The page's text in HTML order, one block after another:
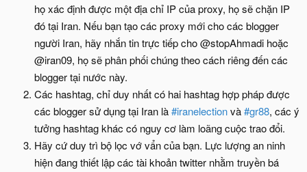
họ xác định được một địa chỉ IP của proxy, họ sẽ chặn IP
đó tại Iran. Nếu bạn tạo các proxy mới cho các blogger
người Iran, hãy nhắn tin trực tiếp cho @stopAhmadi hoặc
@iran09, họ sẽ phân phối chúng theo cách riêng đến các
blogger tại nước này.
Các hashtag, chỉ duy nhất có hai hashtag hợp pháp được
các blogger sử dụng tại Iran là#iranelectionvà#gr88, các ý
tưởng hashtag khác có nguy cơ làm loãng cuộc trao đổi.
Hãy cứ duy trì bộ lọc vớ vẩn của bạn. Lực lượng an ninh
hiện đang thiết lập các tài khoản twitter nhằm truyền bá